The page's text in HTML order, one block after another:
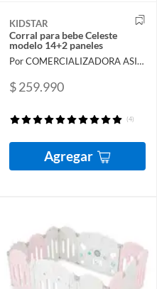
KIDSTAR
Corral para bebe Celeste
modelo 14+2 paneles
Por COMERCIALIZADORA ASIA IMPORT TRADING SPA
$ 259.990
(4)
Agregar